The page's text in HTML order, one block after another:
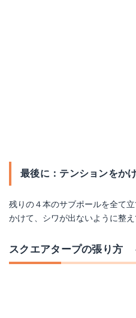
最後に：テンションをか
残りの４本のサブポールを全て
かけて、シワが出ないように整え
スクエアタープの張り方